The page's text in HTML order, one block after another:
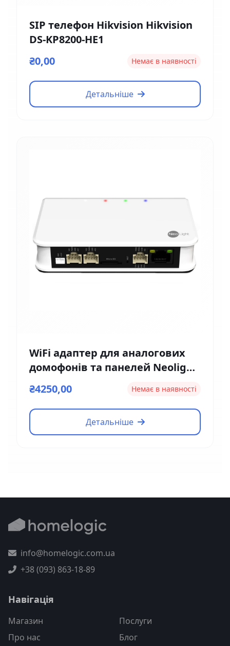
SIP телефон Hikvision Hikvision
DS-KP8200-HE1
₴0,00
Немає в наявності
Детальніше
WiFi адаптер для аналогових
домофонів та панелей Neolight
₴4250,00 Немає в наявності
Детальніше
info@homelogic.com.ua
+38 (093) 863-18-89
Навігація
Магазин
Послуги
Про нас
Блог